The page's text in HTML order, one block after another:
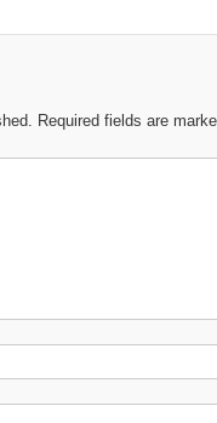
Required fields are